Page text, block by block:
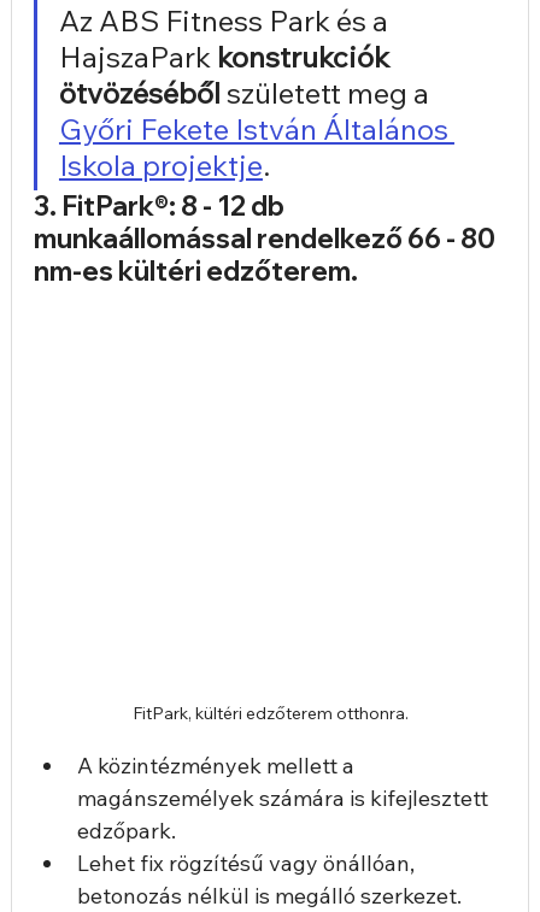
Az ABS Fitness Park és a
HajszaPark konstrukciók
ötvözéséből született meg a
Győri Fekete István Általános
Iskola projektje.
3. FitPark®: 8 - 12 db
munkaállomással rendelkező 66 - 80
nm-es kültéri edzőterem.
FitPark, kültéri edzőterem otthonra.
A közintézmények mellett a
magánszemélyek számára is kifejlesztett
edzőpark.
Lehet fix rögzítésű vagy önállóan,
betonozás nélkül is megálló szerkezet.